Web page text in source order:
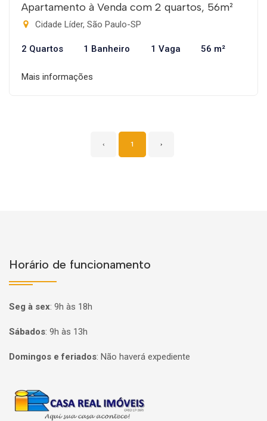
Apartamento à Venda com 2 quartos, 56m²
Cidade Líder, São Paulo-SP
2 Quartos 1 Banheiro 1 Vaga 56 m²
Mais informações
‹ 1 ›
Horário de funcionamento
Seg à sex: 9h às 18h
Sábados: 9h às 13h
Domingos e feriados: Não haverá expediente
Página inicial